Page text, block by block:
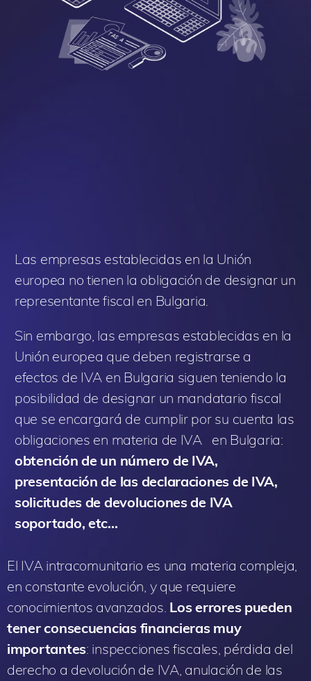
Las empresas establecidas en la Unión
europea no tienen la obligación de designar un
representante fiscal en Bulgaria.
Sin embargo, las empresas establecidas en la
Unión europea que deben registrarse a
efectos de IVA en Bulgaria siguen teniendo la
posibilidad de designar un mandatario fiscal
que se encargará de cumplir por su cuenta las
obligaciones en materia de IVA en Bulgaria:
obtención de un número de IVA,
presentación de las declaraciones de IVA,
solicitudes de devoluciones de IVA
soportado, etc…
El IVA intracomunitario es una materia compleja,
en constante evolución, y que requiere
conocimientos avanzados. Los errores pueden
tener consecuencias financieras muy
importantes: inspecciones fiscales, pérdida del
derecho a devolución de IVA, anulación de las